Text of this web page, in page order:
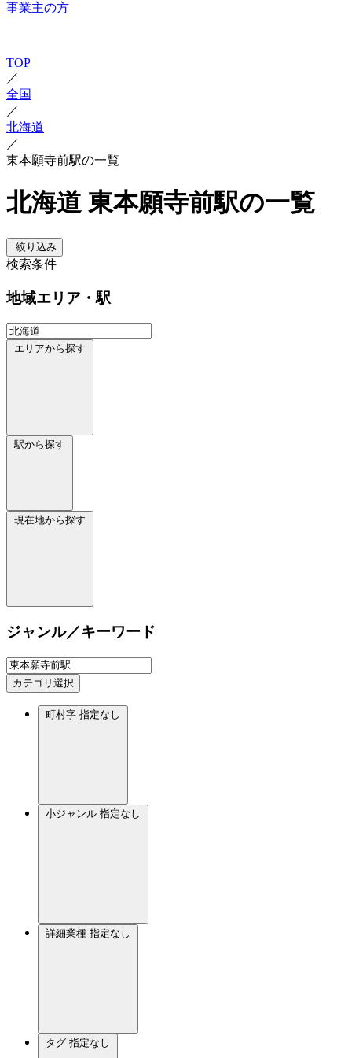
事業主の方
TOP
／
全国
／
北海道
／
東本願寺前駅の一覧
北海道 東本願寺前駅の一覧
絞り込み
検索条件
地域エリア・駅
エリアから探す
駅から探す
現在地から探す
ジャンル／キーワード
カテゴリ選択
町村字 指定なし
小ジャンル 指定なし
詳細業種 指定なし
タグ 指定なし